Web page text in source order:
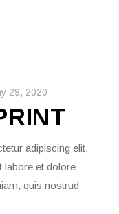
29, 2020
adipiscing elit,
labore et dolore
quis nostrud